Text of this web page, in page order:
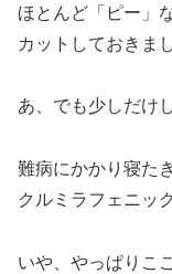
ほとんど「ピー」
カットしておきま
あ、でも少しだけ
難病にかかり寝た
クルミラフェニッ
いや、やっぱりこ